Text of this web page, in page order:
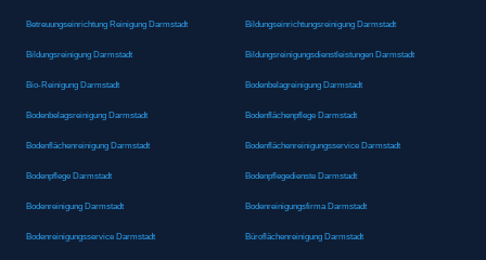
Betreuungseinrichtung Reinigung Darmstadt Bildungseinrichtungsreinigung Darmstadt
Bildungsreinigung Darmstadt Bildungsreinigungsdienstleistungen Darmstadt
Bio-Reinigung Darmstadt Bodenbelagreinigung Darmstadt
Bodenbelagsreinigung Darmstadt Bodenflächenpflege Darmstadt
Bodenflächenreinigung Darmstadt Bodenflächenreinigungsservice Darmstadt
Bodenpflege Darmstadt Bodenpflegedienste Darmstadt
Bodenreinigung Darmstadt Bodenreinigungsfirma Darmstadt
Bodenreinigungsservice Darmstadt Büroflächenreinigung Darmstadt